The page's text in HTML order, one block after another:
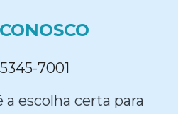
7001
escolha certa para